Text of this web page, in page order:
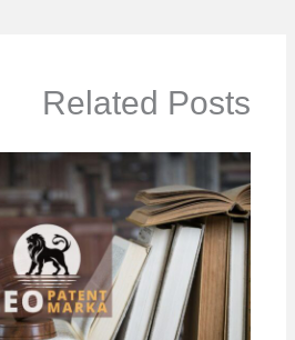
Related Posts